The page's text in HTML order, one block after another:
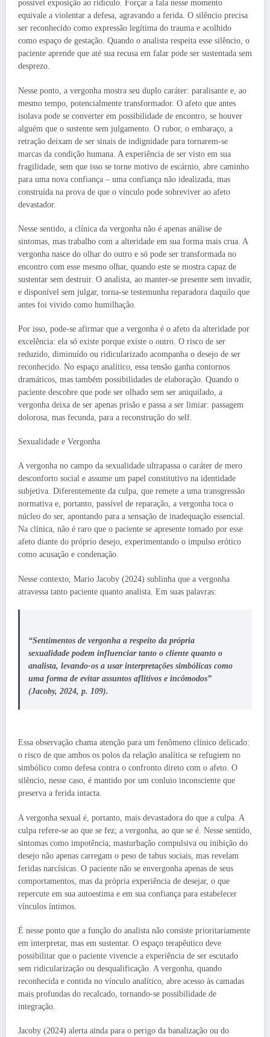
possível exposição ao ridículo. Forçar a fala nesse momento
equivale a violentar a defesa, agravando a ferida. O silêncio precisa
ser reconhecido como expressão legítima do trauma e acolhido
como espaço de gestação. Quando o analista respeita esse silêncio, o
paciente aprende que até sua recusa em falar pode ser sustentada sem
desprezo.
Nesse ponto, a vergonha mostra seu duplo caráter: paralisante e, ao
mesmo tempo, potencialmente transformador. O afeto que antes
isolava pode se converter em possibilidade de encontro, se houver
alguém que o sustente sem julgamento. O rubor, o embaraço, a
retração deixam de ser sinais de indignidade para tornarem-se
marcas da condição humana. A experiência de ser visto em sua
fragilidade, sem que isso se torne motivo de escárnio, abre caminho
para uma nova confiança – uma confiança não idealizada, mas
construída na prova de que o vínculo pode sobreviver ao afeto
devastador.
Nesse sentido, a clínica da vergonha não é apenas análise de
sintomas, mas trabalho com a alteridade em sua forma mais crua. A
vergonha nasce do olhar do outro e só pode ser transformada no
encontro com esse mesmo olhar, quando este se mostra capaz de
sustentar sem destruir. O analista, ao manter-se presente sem invadir,
e disponível sem julgar, torna-se testemunha reparadora daquilo que
antes foi vivido como humilhação.
Por isso, pode-se afirmar que a vergonha é o afeto da alteridade por
excelência: ela só existe porque existe o outro. O risco de ser
reduzido, diminuído ou ridicularizado acompanha o desejo de ser
reconhecido. No espaço analítico, essa tensão ganha contornos
dramáticos, mas também possibilidades de elaboração. Quando o
paciente descobre que pode ser olhado sem ser aniquilado, a
vergonha deixa de ser apenas prisão e passa a ser limiar: passagem
dolorosa, mas fecunda, para a reconstrução do self.
Sexualidade e Vergonha
A vergonha no campo da sexualidade ultrapassa o caráter de mero
desconforto social e assume um papel constitutivo na identidade
subjetiva. Diferentemente da culpa, que remete a uma transgressão
normativa e, portanto, passível de reparação, a vergonha toca o
núcleo do ser, apontando para a sensação de inadequação essencial.
Na clínica, não é raro que o paciente se apresente tomado por esse
afeto diante do próprio desejo, experimentando o impulso erótico
como acusação e condenação.
Nesse contexto, Mario Jacoby (2024) sublinha que a vergonha
atravessa tanto paciente quanto analista. Em suas palavras:
“Sentimentos de vergonha a respeito da própria
sexualidade podem influenciar tanto o cliente quanto o
analista, levando-os a usar interpretações simbólicas como
uma forma de evitar assuntos aflitivos e incômodos”
(Jacoby, 2024, p. 109).
Essa observação chama atenção para um fenômeno clínico delicado:
o risco de que ambos os polos da relação analítica se refugiem no
simbólico como defesa contra o confronto direto com o afeto. O
silêncio, nesse caso, é mantido por um conluio inconsciente que
preserva a ferida intacta.
A vergonha sexual é, portanto, mais devastadora do que a culpa. A
culpa refere-se ao que se fez; a vergonha, ao que se é. Nesse sentido,
sintomas como impotência, masturbação compulsiva ou inibição do
desejo não apenas carregam o peso de tabus sociais, mas revelam
feridas narcísicas. O paciente não se envergonha apenas de seus
comportamentos, mas da própria experiência de desejar, o que
repercute em sua autoestima e em sua confiança para estabelecer
vínculos íntimos.
É nesse ponto que a função do analista não consiste prioritariamente
em interpretar, mas em sustentar. O espaço terapêutico deve
possibilitar que o paciente vivencie a experiência de ser escutado
sem ridicularização ou desqualificação. A vergonha, quando
reconhecida e contida no vínculo analítico, abre acesso às camadas
mais profundas do recalcado, tornando-se possibilidade de
integração.
Jacoby (2024) alerta ainda para o perigo da banalização ou do